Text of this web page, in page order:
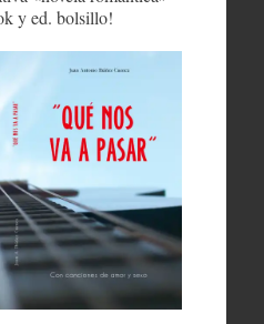
y ed. bolsillo!